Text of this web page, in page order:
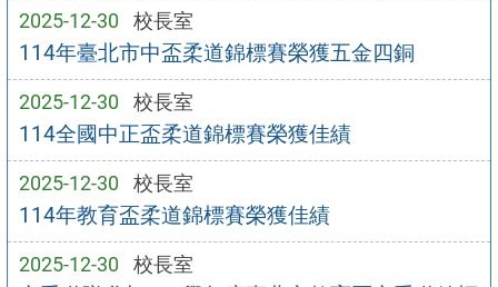
2025-12-30 校長室
114年臺北市中盃柔道錦標賽榮獲五金四銅
2025-12-30 校長室
114全國中正盃柔道錦標賽榮獲佳績
2025-12-30 校長室
114年教育盃柔道錦標賽榮獲佳績
2025-12-30 校長室